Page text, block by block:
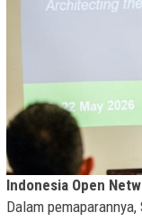
Indonesia Open
Dalam